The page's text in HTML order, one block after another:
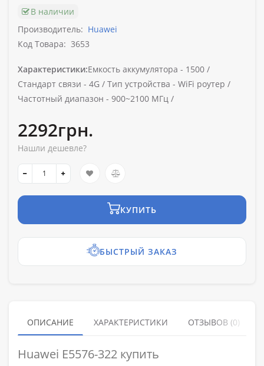
В наличии
Производитель: Huawei
Код Товара: 3653
Характеристики:Емкость аккумулятора - 1500 /
Стандарт связи - 4G / Тип устройства - WiFi роутер /
Частотный диапазон - 900~2100 МГц /
2292грн.
Нашли дешевле?
КУПИТЬ
БЫСТРЫЙ ЗАКАЗ
ОПИСАНИЕ ХАРАКТЕРИСТИКИ ОТЗЫВОВ (0)
Huawei E5576-322 купить